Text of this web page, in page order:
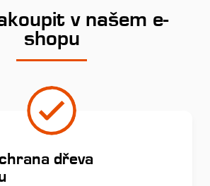
v našem e-
shopu
dřeva